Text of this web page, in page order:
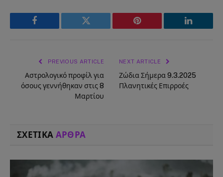
Facebook Twitter Pinterest LinkedIn
PREVIOUS ARTICLE
Αστρολογικό προφίλ για
όσους γεννήθηκαν στις 8
Μαρτίου
NEXT ARTICLE
Ζώδια Σήμερα 9.3.2025
Πλανητικές Επιρροές
ΣΧΕΤΙΚΑ ΑΡΘΡΑ